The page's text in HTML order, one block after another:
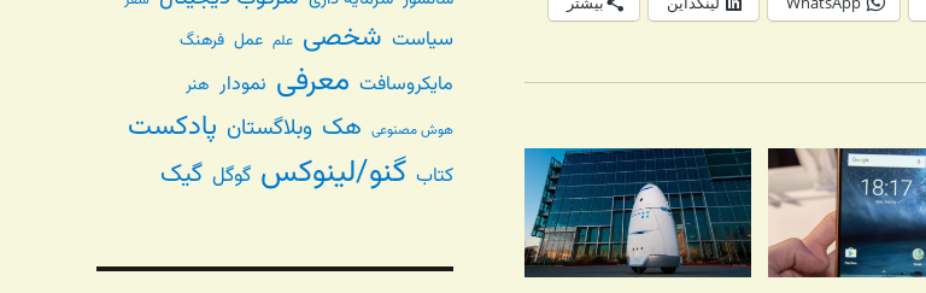
سیاست شخصی علم عمل فرهنگ
مایکروسافت معرفی نمودار هنر
هوش مصنوعی هک وبلاگستان پادکست
کتاب گنو/لینوکس گوگل گیک